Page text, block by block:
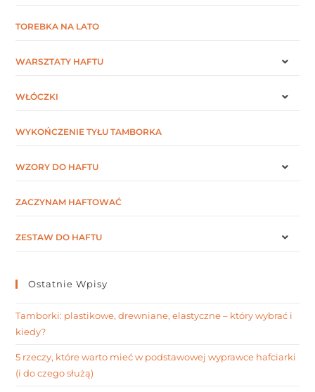
TOREBKA NA LATO
WARSZTATY HAFTU
WŁÓCZKI
WYKOŃCZENIE TYŁU TAMBORKA
WZORY DO HAFTU
ZACZYNAM HAFTOWAĆ
ZESTAW DO HAFTU
Ostatnie Wpisy
Tamborki: plastikowe, drewniane, elastyczne – który wybrać i
kiedy?
5 rzeczy, które warto mieć w podstawowej wyprawce hafciarki
(i do czego służą)